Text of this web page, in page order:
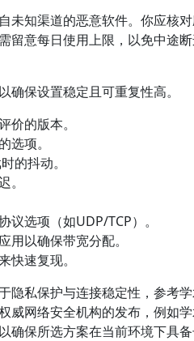
知渠道的恶意软件。你应核对
意每日使用上限，以免中途断
保设置稳定且可重复性高。
的版本。
项。
的抖动。
选项（如UDP/TCP）。
以确保带宽分配。
速复现。
隐私保护与连接稳定性，参考
威网络安全机构的发布，例如
确保所选方案在当前环境下具